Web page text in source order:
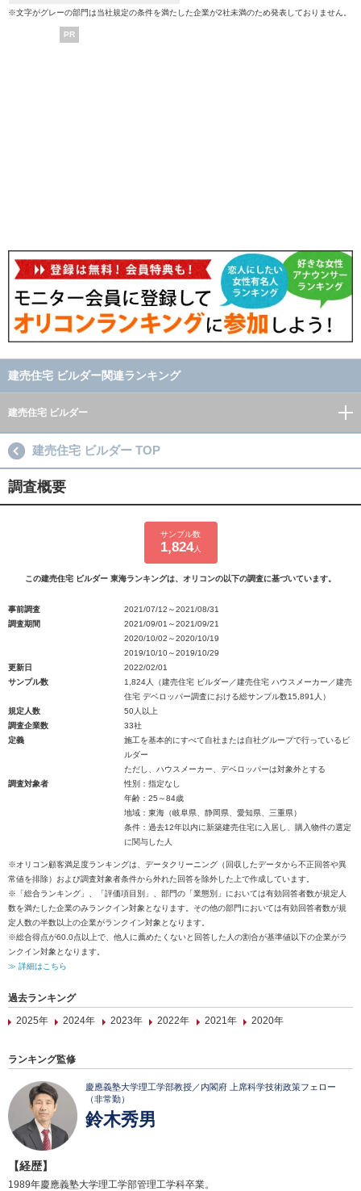
※文字がグレーの部門は当社規定の条件を満たした企業が2社未満のため発表しておりません。
PR
建売住宅 ビルダー関連ランキング
建売住宅 ビルダー
建売住宅 ビルダー TOP
調査概要
サンプル数
1,824人
この建売住宅 ビルダー 東海ランキングは、オリコンの以下の調査に基づいています。
事前調査
2021/07/12～2021/08/31
調査期間
2021/09/01～2021/09/21
2020/10/02～2020/10/19
2019/10/10～2019/10/29
更新日
2022/02/01
サンプル数
1,824人（建売住宅 ビルダー／建売住宅 ハウスメーカー／建売
住宅 デベロッパー調査における総サンプル数15,891人）
規定人数
50人以上
調査企業数
33社
定義
施工を基本的にすべて自社または自社グループで行っているビ
ルダー
ただし、ハウスメーカー、デベロッパーは対象外とする
調査対象者
性別：指定なし
年齢：25～84歳
地域：東海（岐阜県、静岡県、愛知県、三重県）
条件：過去12年以内に新築建売住宅に入居し、購入物件の選定
に関与した人
※オリコン顧客満足度ランキングは、データクリーニング（回収したデータから不正回答や異
常値を排除）および調査対象者条件から外れた回答を除外した上で作成しています。
※「総合ランキング」、「評価項目別」、部門の「業態別」においては有効回答者数が規定人
数を満たした企業のみランクイン対象となります。その他の部門においては有効回答者数が規
定人数の半数以上の企業がランクイン対象となります。
※総合得点が60.0点以上で、他人に薦めたくないと回答した人の割合が基準値以下の企業がラ
ンクイン対象となります。
≫ 詳細はこちら
過去ランキング
2025年
2024年 2023年 2022年 2021年 2020年
ランキング監修
慶應義塾大学理工学部教授／内閣府 上席科学技術政策フェロー
（非常勤）
鈴木秀男
【経歴】
1989年慶應義塾大学理工学部管理工学科卒業。